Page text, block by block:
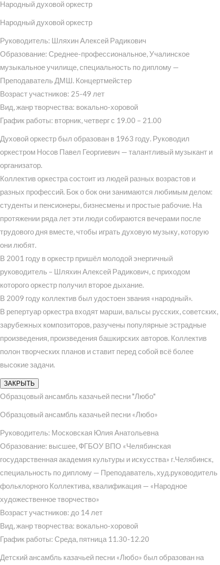
Народный духовой оркестр
Народный духовой оркестр
Руководитель: Шляхин Алексей Радикович
Образование: Среднее-профессиональное, Учалинское
музыкальное училище, специальность по диплому —
Преподаватель ДМШ. Концертмейстер
Возраст участников: 25-49 лет
Вид, жанр творчества: вокально-хоровой
График работы: вторник, четверг с 19.00 – 21.00
Духовой оркестр был образован в 1963 году. Руководил
оркестром Носов Павел Георгиевич — талантливый музыкант и
организатор.
Коллектив оркестра состоит из людей разных возрастов и
разных профессий. Бок о бок они занимаются любимым делом:
студенты и пенсионеры, бизнесмены и простые рабочие. На
протяжении ряда лет эти люди собираются вечерами после
трудового дня вместе, чтобы играть духовую музыку, которую
они любят.
В 2001 году в оркестр пришёл молодой энергичный
руководитель – Шляхин Алексей Радикович, с приходом
которого оркестр получил второе дыхание.
В 2009 году коллектив был удостоен звания «народный».
В репертуар оркестра входят марши, вальсы русских, советских,
зарубежных композиторов, разучены популярные эстрадные
произведения, произведения башкирских авторов. Коллектив
полон творческих планов и ставит перед собой всё более
высокие задачи.
ЗАКРЫТЬ
Образцовый ансамбль казачьей песни "Любо"
Образцовый ансамбль казачьей песни «Любо»
Руководитель: Московская Юлия Анатольевна
Образование: высшее, ФГБОУ ВПО «Челябинская
государственная академия культуры и искусства» г.Челябинск,
специальность по диплому — Преподаватель, худ.руководитель
фольклорного Коллектива, квалификация — «Народное
художественное творчество»
Возраст участников: до 14 лет
Вид, жанр творчества: вокально-хоровой
График работы: Среда, пятница 11.30-12.20
Детский ансамбль казачьей песни «Любо» был образован на